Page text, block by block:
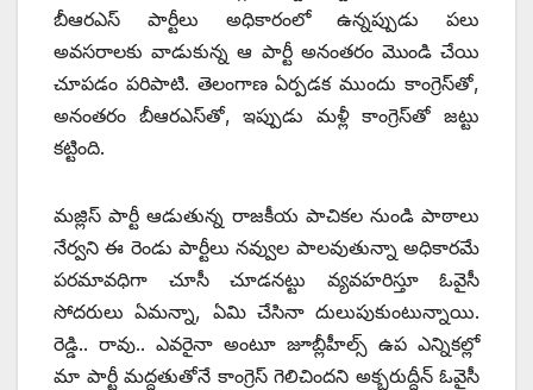
బీఆరఎస్ పార్టీలు అధికారంలో ఉన్నప్పుడు పలు
అవసరాలకు వాడుకున్న ఆ పార్టీ అనంతరం మొండి చేయి
చూపడం పరిపాటి. తెలంగాణ ఏర్పడక ముందు కాంగ్రెస్‌తో,
అనంతరం బీఆరఎస్‌తో, ఇప్పుడు మళ్లీ కాంగ్రెస్‌తో జట్టు
కట్టింది.
మజ్లిస్ పార్టీ ఆడుతున్న రాజకీయ పాచికల నుండి పాఠాలు
నేర్వని ఈ రెండు పార్టీలు నవ్వుల పాలవుతున్నా అధికారమే
పరమావధిగా చూసీ చూడనట్టు వ్యవహరిస్తూ ఓవైసీ
సోదరులు ఏమన్నా, ఏమి చేసినా దులుపుకుంటున్నాయి.
రెడ్డి.. రావు.. ఎవరైనా అంటూ జూబ్లీహీల్స్ ఉప ఎన్నికల్లో
మా పార్టీ మద్దతుతోనే కాంగ్రెస్ గెలిచిందని అక్బరుద్దీన్ ఓవైసీ